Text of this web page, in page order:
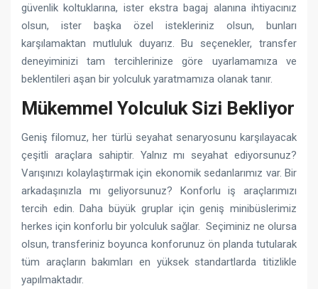
güvenlik koltuklarına, ister ekstra bagaj alanına ihtiyacınız
olsun, ister başka özel istekleriniz olsun, bunları
karşılamaktan mutluluk duyarız. Bu seçenekler, transfer
deneyiminizi tam tercihlerinize göre uyarlamamıza ve
beklentileri aşan bir yolculuk yaratmamıza olanak tanır.
Mükemmel Yolculuk Sizi Bekliyor
Geniş filomuz, her türlü seyahat senaryosunu karşılayacak
çeşitli araçlara sahiptir. Yalnız mı seyahat ediyorsunuz?
Varışınızı kolaylaştırmak için ekonomik sedanlarımız var. Bir
arkadaşınızla mı geliyorsunuz? Konforlu iş araçlarımızı
tercih edin. Daha büyük gruplar için geniş minibüslerimiz
herkes için konforlu bir yolculuk sağlar. Seçiminiz ne olursa
olsun, transferiniz boyunca konforunuz ön planda tutularak
tüm araçların bakımları en yüksek standartlarda titizlikle
yapılmaktadır.